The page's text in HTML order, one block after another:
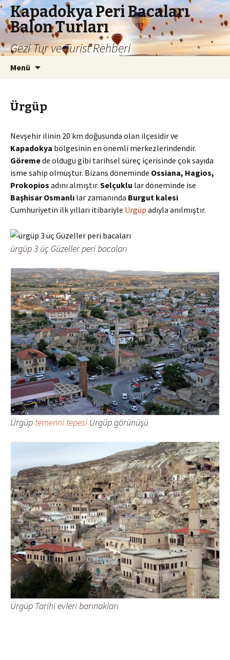
Kapadokya Peri Bacaları
Balon Turları
Gezi Tur ve Turist Rehberi
Menü
Ürgüp
Nevşehir ilinin 20 km doğusunda olan ilçesidir ve
Kapadokya bölgesinin en önemli merkezlerindendir.
Göremede oldugu gibi tarihsel süreç içerisinde çok sayıda
isme sahip olmuştur. Bizans döneminde Ossiana, Hagios,
Prokopios adını almıştır. Selçuklu lar döneminde ise
Başhisar Osmanlı lar zamanında Burgut kalesi
Cumhuriyetin ilk yılları itibariyle Ürgüp adıyla anılmıştır.
ürgüp 3 üç Güzeller peri bacaları
Ürgüp temenni tepesi Ürgüp görünüşü
Ürgüp Tarihi evleri barınakları